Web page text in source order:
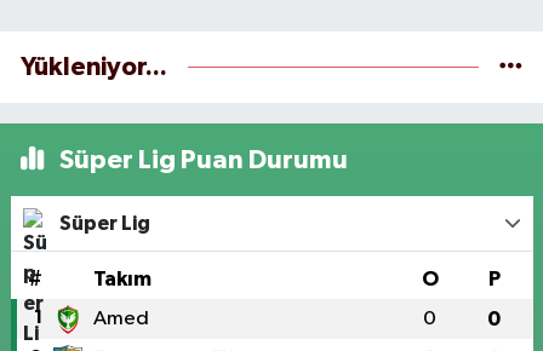
Yükleniyor...
Süper Lig Puan Durumu
Süper Lig
# Takım O P
1 Amed 0 0